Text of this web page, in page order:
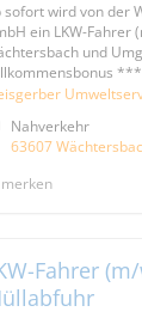
sofort wird von der
ein LKW-Fahrer
und
***
Nahverkehr
63607
merken
Fahrer